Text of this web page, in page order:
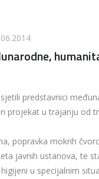
predstavnici
projekat u trajanju od
popravka mokrih
javnih ustanova, te
u specijalnim